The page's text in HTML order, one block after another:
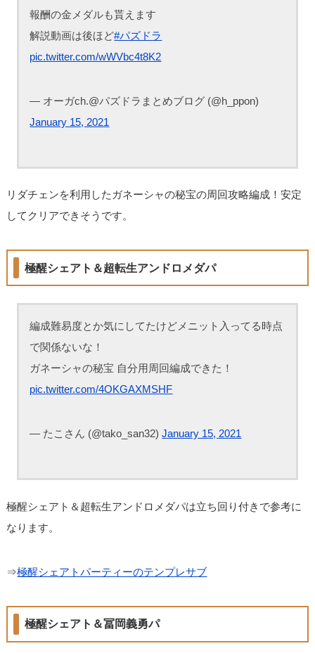
報酬の金メダルも貰えます
解説動画は後ほど#パズドラ
pic.twitter.com/wWVbc4t8K2
— オーガch.@パズドラまとめブログ (@h_ppon)
January 15, 2021
リダチェンを利用したガネーシャの秘宝の周回攻略編成！安定
してクリアできそうです。
極醒シェアト＆超転生アンドロメダパ
編成難易度とか気にしてたけどメニット入ってる時点
で関係ないな！
ガネーシャの秘宝 自分用周回編成できた！
pic.twitter.com/4OKGAXMSHF
— たこさん (@tako_san32)January 15, 2021
極醒シェアト＆超転生アンドロメダパは立ち回り付きで参考に
なります。
⇒極醒シェアトパーティーのテンプレサブ
極醒シェアト＆冨岡義勇パ